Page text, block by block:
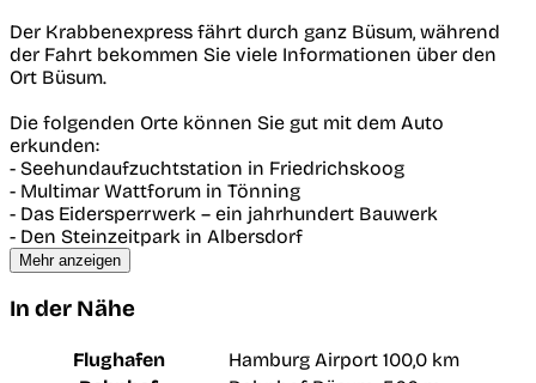
Der Krabbenexpress fährt durch ganz Büsum, während
der Fahrt bekommen Sie viele Informationen über den
Ort Büsum.
Die folgenden Orte können Sie gut mit dem Auto
erkunden:
- Seehundaufzuchtstation in Friedrichskoog
- Multimar Wattforum in Tönning
- Das Eidersperrwerk – ein jahrhundert Bauwerk
- Den Steinzeitpark in Albersdorf
Mehr anzeigen
In der Nähe
Flughafen Hamburg Airport 100,0 km